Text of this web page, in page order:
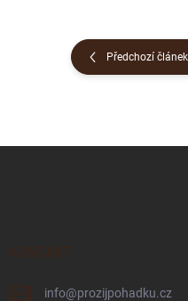
Předchozí článek
info@prozijpohadku.cz